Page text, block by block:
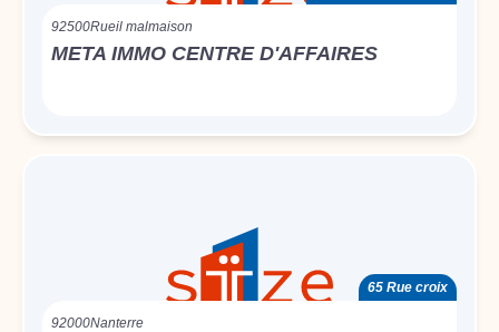
92500Rueil malmaison
META IMMO CENTRE D'AFFAIRES
65 Rue croix
92000Nanterre